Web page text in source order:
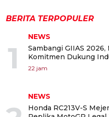
BERITA TERPOPULER
1
NEWS
Sambangi GIIAS
Komitmen Dukung
22 jam
NEWS
Honda RC213V-S